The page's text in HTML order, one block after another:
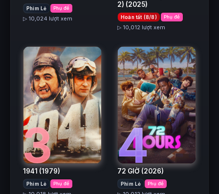
Phim Lẻ Phụ đề
▷ 10,024 lượt xem
2) (2025)
Hoàn tất (8/8) Phụ đề
▷ 10,012 lượt xem
3
1941 (1979)
Phim Lẻ Phụ đề
4
72 GIỜ (2026)
Phim Lẻ Phụ đề